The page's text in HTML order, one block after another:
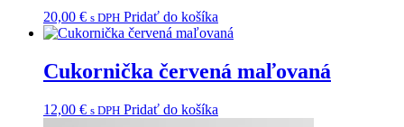
20,00 € s DPH Pridať do košíka
Cukornička červená maľovaná
12,00 € s DPH Pridať do košíka